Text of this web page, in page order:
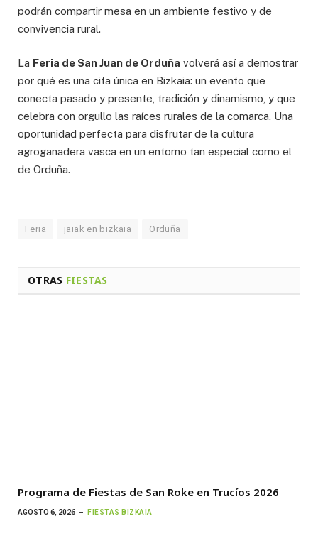
podrán compartir mesa en un ambiente festivo y de
convivencia rural.
La Feria de San Juan de Orduña volverá así a demostrar
por qué es una cita única en Bizkaia: un evento que
conecta pasado y presente, tradición y dinamismo, y que
celebra con orgullo las raíces rurales de la comarca. Una
oportunidad perfecta para disfrutar de la cultura
agroganadera vasca en un entorno tan especial como el
de Orduña.
Feria jaiak en bizkaia Orduña
OTRAS FIESTAS
Programa de Fiestas de San Roke en Trucíos 2026
AGOSTO 6, 2026 FIESTAS BIZKAIA